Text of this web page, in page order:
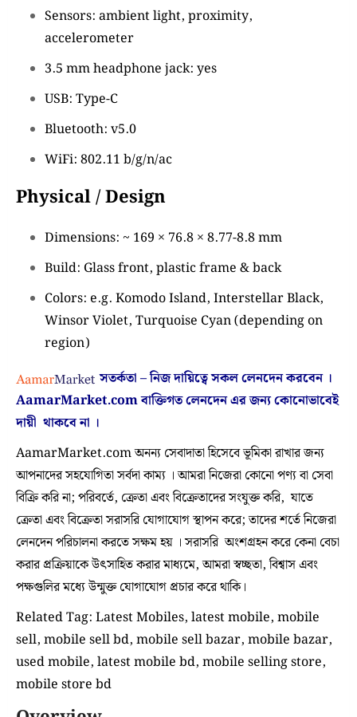
Sensors: ambient light, proximity,
accelerometer
3.5 mm headphone jack: yes
USB: Type-C
Bluetooth: v5.0
WiFi: 802.11 b/g/n/ac
Physical / Design
Dimensions: ~ 169 × 76.8 × 8.77-8.8 mm
Build: Glass front, plastic frame & back
Colors: e.g. Komodo Island, Interstellar Black,
Winsor Violet, Turquoise Cyan (depending on
region)
সতর্কতা – নিজ দায়িত্বে সকল লেনদেন করবেন ।
AamarMarket.comবাক্তিগত লেনদেন এর জন্য কোনোভাবেই
দায়ী থাকবে না ।
AamarMarket.com অনন্য সেবাদাতা হিসেবে ভূমিকা রাখার জন্য
আপনাদের সহযোগিতা সর্বদা কাম্য । আমরা নিজেরা কোনো পণ্য বা সেবা
বিক্রি করি না; পরিবর্তে, ক্রেতা এবং বিক্রেতাদের সংযুক্ত করি, যাতে
ক্রেতা এবং বিক্রেতা সরাসরি যোগাযোগ স্থাপন করে; তাদের শর্তে নিজেরা
লেনদেন পরিচালনা করতে সক্ষম হয় । সরাসরি অংশগ্রহন করে কেনা বেচা
করার প্রক্রিয়াকে উৎসাহিত করার মাধ্যমে, আমরা স্বচ্ছতা, বিশ্বাস এবং
পক্ষগুলির মধ্যে উন্মুক্ত যোগাযোগ প্রচার করে থাকি।
Related Tag: Latest Mobiles, latest mobile, mobile
sell, mobile sell bd, mobile sell bazar, mobile bazar,
used mobile, latest mobile bd, mobile selling store,
mobile store bd